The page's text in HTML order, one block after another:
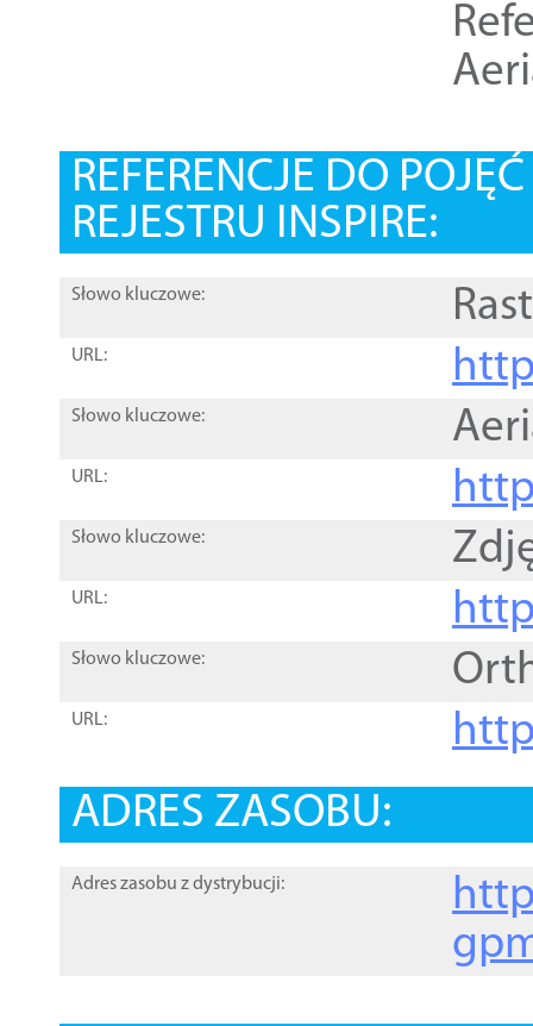
REFERENCJE DO
REJESTRU INSPIRE:
Słowo kluczowe:
URL:
Słowo kluczowe:
URL:
Słowo kluczowe:
URL:
Słowo kluczowe:
URL:
ADRES ZASOBU:
Adres zasobu z dystrybucji: